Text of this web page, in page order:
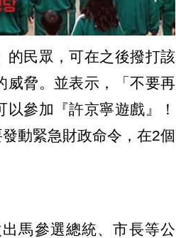
的民眾，可在之後撥打該
威脅。並表示，「不要再
參加『許京寧遊戲』！
動緊急財政命令，在2個
馬參選總統、市長等公